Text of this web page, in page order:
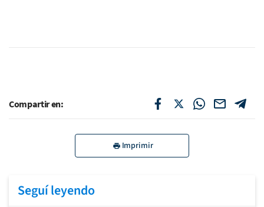
Compartir en:
Imprimir
Seguí leyendo